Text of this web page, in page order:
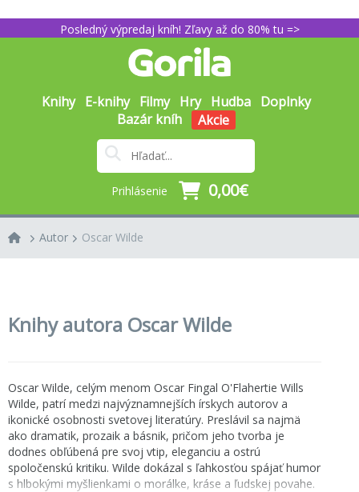
Posledný výpredaj kníh! Zľavy až do 80% tu =>
Knihy E-knihy Filmy Hry Hudba Doplnky
Bazár kníh
Akcie
Prihlásenie 0,00€
Autor Oscar Wilde
Knihy autora Oscar Wilde
Oscar Wilde, celým menom Oscar Fingal O'Flahertie Wills
Wilde, patrí medzi najvýznamnejších írskych autorov a
ikonické osobnosti svetovej literatúry. Preslávil sa najmä
ako dramatik, prozaik a básnik, pričom jeho tvorba je
dodnes obľúbená pre svoj vtip, eleganciu a ostrú
spoločenskú kritiku. Wilde dokázal s ľahkosťou spájať humor
s hlbokými myšlienkami o morálke, kráse a ľudskej povahe.